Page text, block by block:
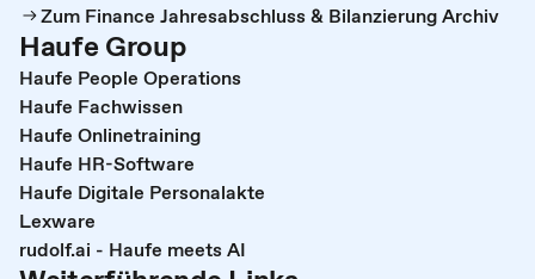
Zum Finance Jahresabschluss & Bilanzierung Archiv
Haufe Group
Haufe People Operations
Haufe Fachwissen
Haufe Onlinetraining
Haufe HR-Software
Haufe Digitale Personalakte
Lexware
rudolf.ai - Haufe meets AI